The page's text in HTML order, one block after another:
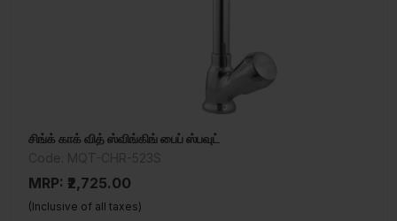
சிங்க் காக் வித் ஸ்விங்கிங் பைப் ஸ்பவுட்
MRP: ₹2,725.00
(Inclusive of all taxes)